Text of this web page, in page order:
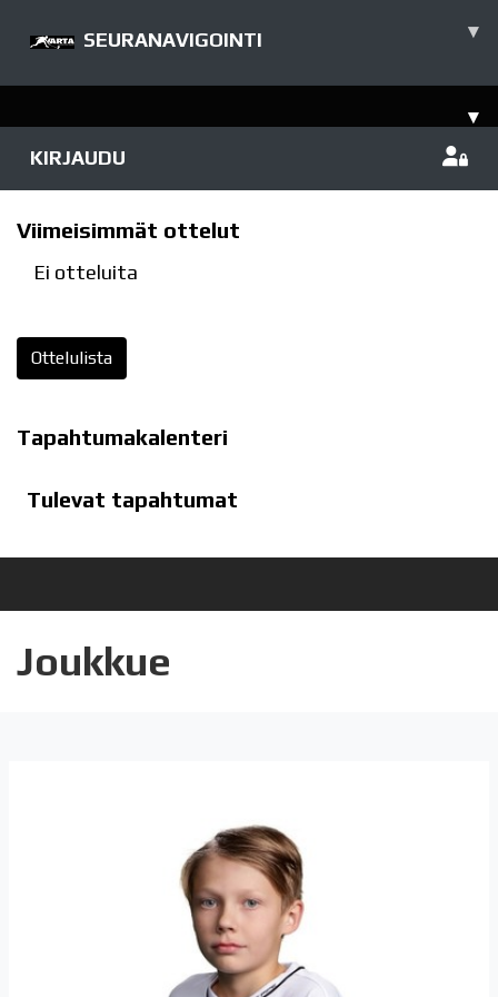
SEURANAVIGOINTI ▾
▾
KIRJAUDU
Viimeisimmät ottelut
Ei otteluita
Ottelulista
Tapahtumakalenteri
Tulevat tapahtumat
Joukkue